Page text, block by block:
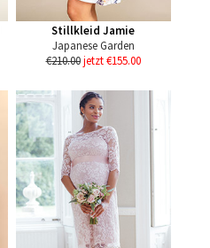
Stillkleid Jamie
Japanese Garden
€210.00 jetzt €155.00